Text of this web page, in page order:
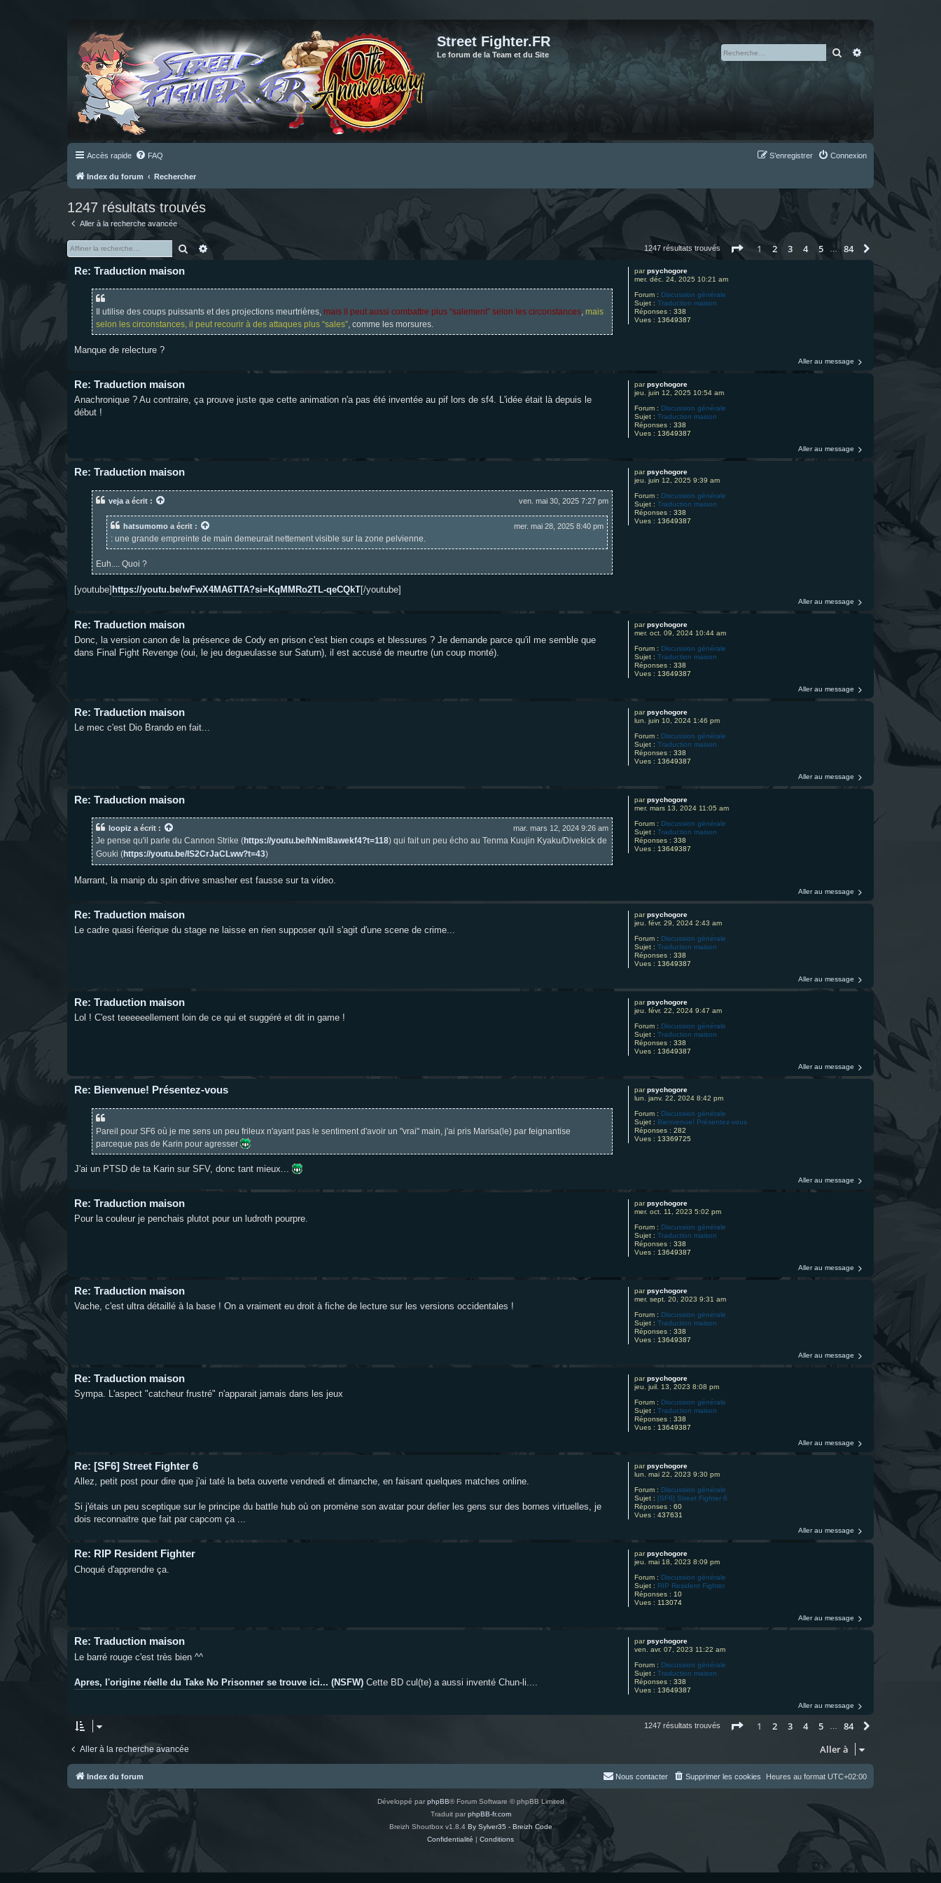
Street Fighter.FR
Le forum de la Team et du Site Rechercher
Accès rapide FAQ Connexion
S’enregistrer
Index du forum Rechercher
1247 résultats trouvés
Aller à la recherche avancée
Rechercher
Recherche avancée 1247 résultats trouvés Page sur84
1 2 3 4 5 84
parpsychogore
mer. déc. 24, 2025 10:21 am
Forum : Discussion générale
Sujet :Traduction maison
Réponses :338
Vues : 13649387
Re: Traduction maison
Il utilise des coups puissants et des projections meurtrières, mais il peut aussi combattre plus “salement” selon les circonstances, mais
selon les circonstances, il peut recourir à des attaques plus “sales”, comme les morsures.
Manque de relecture ?
Aller au message
parpsychogore
jeu. juin 12, 2025 10:54 am
Forum : Discussion générale
Sujet :Traduction maison
Réponses :338
Vues : 13649387
Re: Traduction maison
Anachronique ? Au contraire, ça prouve juste que cette animation n'a pas été inventée au pif lors de sf4. L'idée était là depuis le
début !
Aller au message
parpsychogore
jeu. juin 12, 2025 9:39 am
Forum : Discussion générale
Sujet :Traduction maison
Réponses :338
Vues : 13649387
Re: Traduction maison
veja a écrit : ven. mai 30, 2025 7:27 pm
hatsumomo a écrit : mer. mai 28, 2025 8:40 pm
: une grande empreinte de main demeurait nettement visible sur la zone pelvienne.
Euh.... Quoi ?
[youtube]https://youtu.be/wFwX4MA6TTA?si=KqMMRo2TL-qeCQkT[/youtube]
Aller au message
parpsychogore
mer. oct. 09, 2024 10:44 am
Forum : Discussion générale
Sujet :Traduction maison
Réponses :338
Vues : 13649387
Re: Traduction maison
Donc, la version canon de la présence de Cody en prison c'est bien coups et blessures ? Je demande parce qu'il me semble que
dans Final Fight Revenge (oui, le jeu degueulasse sur Saturn), il est accusé de meurtre (un coup monté).
Aller au message
parpsychogore
lun. juin 10, 2024 1:46 pm
Forum : Discussion générale
Sujet :Traduction maison
Réponses :338
Vues : 13649387
Re: Traduction maison
Le mec c'est Dio Brando en fait...
Aller au message
parpsychogore
mer. mars 13, 2024 11:05 am
Forum : Discussion générale
Sujet :Traduction maison
Réponses :338
Vues : 13649387
Re: Traduction maison
loopiz a écrit : mar. mars 12, 2024 9:26 am
Je pense qu'il parle du Cannon Strike (https://youtu.be/hNml8awekf4?t=118) qui fait un peu écho au Tenma Kuujin Kyaku/Divekick de
Gouki (https://youtu.be/IS2CrJaCLww?t=43)
Marrant, la manip du spin drive smasher est fausse sur ta video.
Aller au message
parpsychogore
jeu. févr. 29, 2024 2:43 am
Forum : Discussion générale
Sujet :Traduction maison
Réponses :338
Vues : 13649387
Re: Traduction maison
Le cadre quasi féerique du stage ne laisse en rien supposer qu'il s'agit d'une scene de crime...
Aller au message
parpsychogore
jeu. févr. 22, 2024 9:47 am
Forum : Discussion générale
Sujet :Traduction maison
Réponses :338
Vues : 13649387
Re: Traduction maison
Lol ! C'est teeeeeellement loin de ce qui et suggéré et dit in game !
Aller au message
parpsychogore
lun. janv. 22, 2024 8:42 pm
Forum : Discussion générale
Sujet : Bienvenue! Présentez-vous
Réponses :282
Vues : 13369725
Re: Bienvenue! Présentez-vous
Pareil pour SF6 où je me sens un peu frileux n'ayant pas le sentiment d'avoir un "vrai" main, j'ai pris Marisa(le) par feignantise
parceque pas de Karin pour agresser
J'ai un PTSD de ta Karin sur SFV, donc tant mieux...
Aller au message
parpsychogore
mer. oct. 11, 2023 5:02 pm
Forum : Discussion générale
Sujet :Traduction maison
Réponses :338
Vues : 13649387
Re: Traduction maison
Pour la couleur je penchais plutot pour un ludroth pourpre.
Aller au message
parpsychogore
mer. sept. 20, 2023 9:31 am
Forum : Discussion générale
Sujet :Traduction maison
Réponses :338
Vues : 13649387
Re: Traduction maison
Vache, c'est ultra détaillé à la base ! On a vraiment eu droit à fiche de lecture sur les versions occidentales !
Aller au message
parpsychogore
jeu. juil. 13, 2023 8:08 pm
Forum : Discussion générale
Sujet :Traduction maison
Réponses :338
Vues : 13649387
Re: Traduction maison
Sympa. L'aspect "catcheur frustré" n'apparait jamais dans les jeux
Aller au message
parpsychogore
lun. mai 22, 2023 9:30 pm
Forum : Discussion générale
Sujet :[SF6] Street Fighter 6
Réponses :60
Vues :437631
Re: [SF6] Street Fighter 6
Allez, petit post pour dire que j'ai taté la beta ouverte vendredi et dimanche, en faisant quelques matches online.
Si j'étais un peu sceptique sur le principe du battle hub où on promène son avatar pour defier les gens sur des bornes virtuelles, je
dois reconnaitre que fait par capcom ça ...
Aller au message
parpsychogore
jeu. mai 18, 2023 8:09 pm
Forum : Discussion générale
Sujet : RIP Resident Fighter
Réponses :10
Vues :113074
Re: RIP Resident Fighter
Choqué d'apprendre ça.
Aller au message
parpsychogore
ven. avr. 07, 2023 11:22 am
Forum : Discussion générale
Sujet :Traduction maison
Réponses :338
Vues :13649387
Re: Traduction maison
Le barré rouge c'est très bien ^^
Apres, l'origine réelle du Take No Prisonner se trouve ici... (NSFW) Cette BD cul(te) a aussi inventé Chun-li....
Aller au message
1247 résultats trouvés Page sur84
1 2 3 4 5 … 84
Aller à la recherche avancée Aller à
Index du forum Heures au format UTC+02:00
Supprimer les cookies
Nous contacter
Développé par phpBB® Forum Software © phpBB Limited
Traduit par phpBB-fr.com
Breizh Shoutbox v1.8.4 By Sylver35 - Breizh Code
Confidentialité
Conditions